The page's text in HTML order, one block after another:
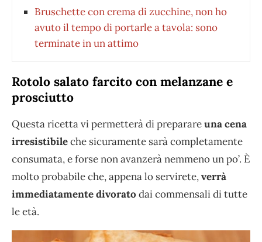
Bruschette con crema di zucchine, non ho
avuto il tempo di portarle a tavola: sono
terminate in un attimo
Rotolo salato farcito con melanzane e
prosciutto
Questa ricetta vi permetterà di preparareuna cena
irresistibileche sicuramente sarà completamente
consumata, e forse non avanzerà nemmeno un po’. È
molto probabile che, appena lo servirete,verrà
immediatamente divorato dai commensali di tutte
le età.